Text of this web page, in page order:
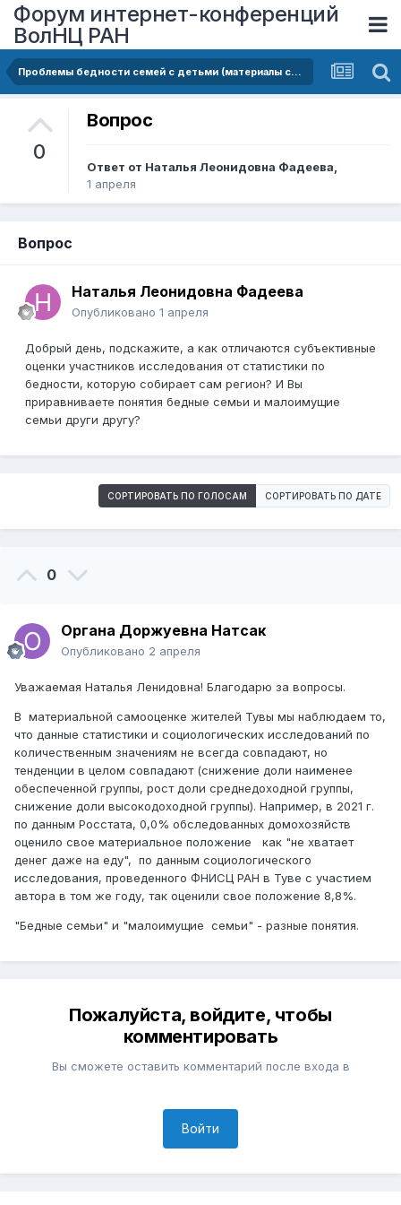
Форум интернет-конференций
ВолНЦ РАН
Проблемы бедности семей с детьми (материалы социологического исследования в г. кызыле)
0
Вопрос
Ответ от Наталья Леонидовна Фадеева,
1 апреля
Вопрос
Наталья Леонидовна Фадеева
Опубликовано 1 апреля
Добрый день, подскажите, а как отличаются субъективные
оценки участников исследования от статистики по
бедности, которую собирает сам регион? И Вы
приравниваете понятия бедные семьи и малоимущие
семьи други другу?
СОРТИРОВАТЬ ПО ГОЛОСАМ СОРТИРОВАТЬ ПО ДАТЕ
0
Органа Доржуевна Натсак
Опубликовано 2 апреля
Уважаемая Наталья Ленидовна! Благодарю за вопросы.
В материальной самооценке жителей Тувы мы наблюдаем то,
что данные статистики и социологических исследований по
количественным значениям не всегда совпадают, но
тенденции в целом совпадают (снижение доли наименее
обеспеченной группы, рост доли среднедоходной группы,
снижение доли высокодоходной группы). Например, в 2021 г.
по данным Росстата, 0,0% обследованных домохозяйств
оценило свое материальное положение как "не хватает
денег даже на еду", по данным социологического
исследования, проведенного ФНИСЦ РАН в Туве с участием
автора в том же году, так оценили свое положение 8,8%.
"Бедные семьи" и "малоимущие семьи" - разные понятия.
Пожалуйста, войдите, чтобы
комментировать
Вы сможете оставить комментарий после входа в
Войти